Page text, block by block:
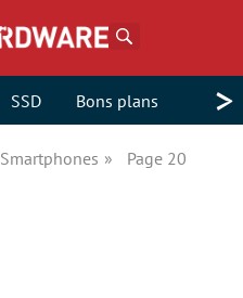
SSD Bons plans >
Smartphones Page 20